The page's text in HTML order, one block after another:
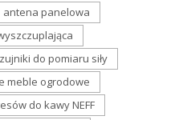
antena panelowa
do pomiaru siły
meble ogrodowe
do kawy NEFF